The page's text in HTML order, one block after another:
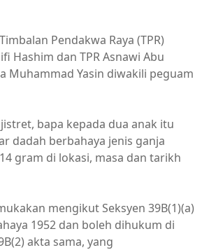
Pendakwa Raya (TPR)
Hashim dan TPR Asnawi Abu
Muhammad Yasin diwakili peguam
bapa kepada dua anak itu
dadah berbahaya jenis ganja
gram di lokasi, masa dan tarikh
mengikut Seksyen 39B(1)(a)
1952 dan boleh dihukum di
akta sama, yang